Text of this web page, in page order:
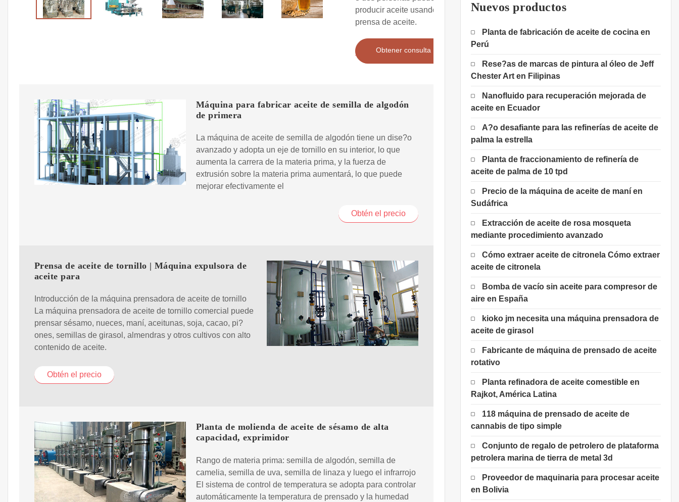
producir aceite usando la
prensa de aceite.
Obtener consulta
Máquina para fabricar aceite de semilla de algodón
de primera
La máquina de aceite de semilla de algodón tiene un dise?o
avanzado y adopta un eje de tornillo en su interior, lo que
aumenta la carrera de la materia prima, y la fuerza de
extrusión sobre la materia prima aumentará, lo que puede
mejorar efectivamente el
Obtén el precio
Prensa de aceite de tornillo | Máquina expulsora de
aceite para
Introducción de la máquina prensadora de aceite de tornillo
La máquina prensadora de aceite de tornillo comercial puede
prensar sésamo, nueces, maní, aceitunas, soja, cacao, pi?
ones, semillas de girasol, almendras y otros cultivos con alto
contenido de aceite.
Obtén el precio
Planta de molienda de aceite de sésamo de alta
capacidad, exprimidor
Rango de materia prima: semilla de algodón, semilla de
camelia, semilla de uva, semilla de linaza y luego el infrarrojo
El sistema de control de temperatura se adopta para controlar
automáticamente la temperatura de prensado y la humedad
Nuevos productos
Planta de fabricación de aceite de cocina en
Perú
Rese?as de marcas de pintura al óleo de Jeff
Chester Art en Filipinas
Nanofluido para recuperación mejorada de
aceite en Ecuador
A?o desafiante para las refinerías de aceite de
palma la estrella
Planta de fraccionamiento de refinería de
aceite de palma de 10 tpd
Precio de la máquina de aceite de maní en
Sudáfrica
Extracción de aceite de rosa mosqueta
mediante procedimiento avanzado
Cómo extraer aceite de citronela Cómo extraer
aceite de citronela
Bomba de vacío sin aceite para compresor de
aire en España
kioko jm necesita una máquina prensadora de
aceite de girasol
Fabricante de máquina de prensado de aceite
rotativo
Planta refinadora de aceite comestible en
Rajkot, América Latina
118 máquina de prensado de aceite de
cannabis de tipo simple
Conjunto de regalo de petrolero de plataforma
petrolera marina de tierra de metal 3d
Proveedor de maquinaria para procesar aceite
en Bolivia